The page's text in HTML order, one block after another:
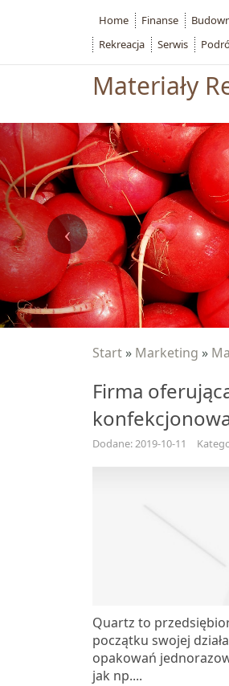
Materiały
Start » Marketing »
Firma
Dodane: 2019-10-11
Quartz to
początku swojej
opakowań
jak np....
Home Finanse
Rekreacja
Serwis